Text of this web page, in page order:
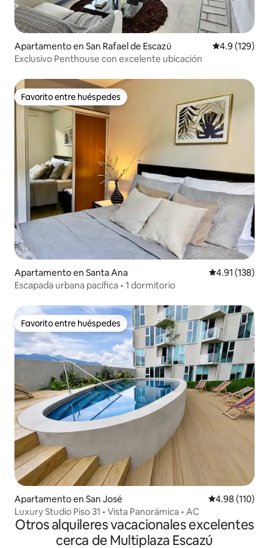
Apartamento en San Rafael de Escazú Calificación
4.9 (129)
Exclusivo Penthouse con excelente ubicación
Favorito entre huéspedes
Favorito entre huéspedes
Apartamento en Santa Ana Calificación
4.91 (138)
Escapada urbana pacífica • 1 dormitorio
Favorito entre huéspedes
Favorito entre huéspedes
Apartamento en San José Calificación
4.98 (110)
Luxury Studio Piso 31 • Vista Panorámica • AC
Otros alquileres vacacionales excelentes
cerca de Multiplaza Escazú